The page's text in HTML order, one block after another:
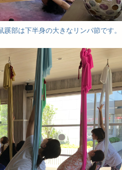
蹊部は下半身の大きなリンパ節です